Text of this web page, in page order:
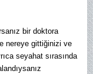
bir doktora
nereye gittiğinizi ve
seyahat sırasında